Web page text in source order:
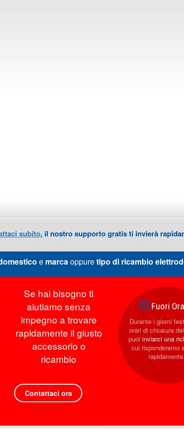
subito, il nostro supporto gratis ti invierà
e marcaoppuretipo di ricambio
Se hai bisogno ti
aiutiamo senza
impegno a trovare
rapidamente il giusto
accessorio o
ricambio
Contattaci ora
Fuori
Durante i giorni
orari di chiusura
puoi inviarci una
cui risponderemo
rapidamente.